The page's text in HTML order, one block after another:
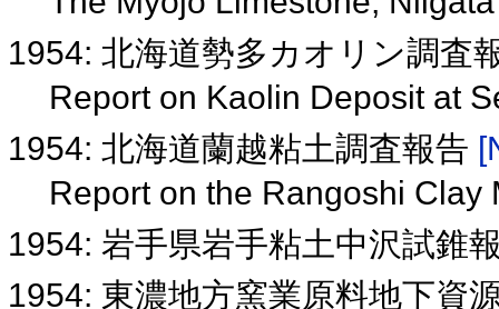
1954: 北海道勢多カオリン調査
Report on Kaolin Deposit at
1954: 北海道蘭越粘土調査報告
Report on the Rangoshi
1954: 岩手県岩手粘土中沢試錐
1954: 東濃地方窯業原料地下資